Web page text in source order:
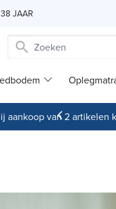
JAAR
aankoop van 2 artikelen